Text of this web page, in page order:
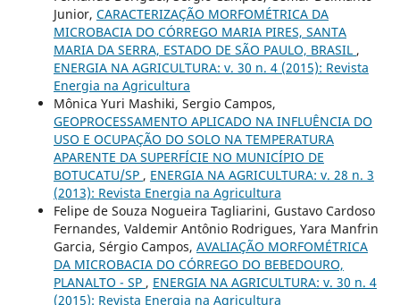
Junior, CARACTERIZAÇÃO MORFOMÉTRICA DA
MICROBACIA DO CÓRREGO MARIA PIRES, SANTA
MARIA DA SERRA, ESTADO DE SÃO PAULO, BRASIL ,
ENERGIA NA AGRICULTURA: v. 30 n. 4 (2015): Revista
Energia na Agricultura
Mônica Yuri Mashiki, Sergio Campos,
GEOPROCESSAMENTO APLICADO NA INFLUÊNCIA DO
USO E OCUPAÇÃO DO SOLO NA TEMPERATURA
APARENTE DA SUPERFÍCIE NO MUNICÍPIO DE
BOTUCATU/SP , ENERGIA NA AGRICULTURA: v. 28 n. 3
(2013): Revista Energia na Agricultura
Felipe de Souza Nogueira Tagliarini, Gustavo Cardoso
Fernandes, Valdemir Antônio Rodrigues, Yara Manfrin
Garcia, Sérgio Campos, AVALIAÇÃO MORFOMÉTRICA
DA MICROBACIA DO CÓRREGO DO BEBEDOURO,
PLANALTO - SP , ENERGIA NA AGRICULTURA: v. 30 n. 4
(2015): Revista Energia na Agricultura